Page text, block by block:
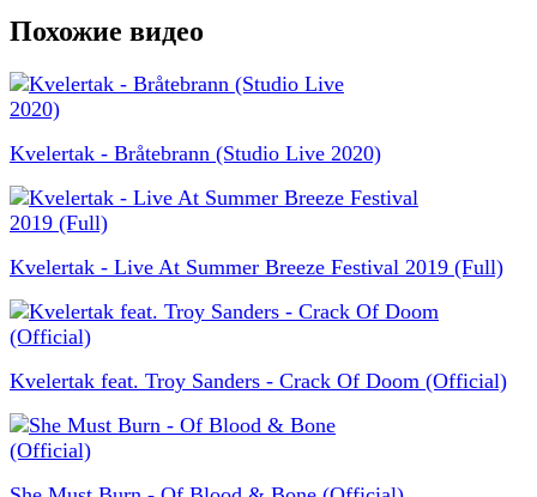
Похожие видео
Kvelertak - Bråtebrann (Studio Live 2020)
Kvelertak - Live At Summer Breeze Festival 2019 (Full)
Kvelertak feat. Troy Sanders - Crack Of Doom (Official)